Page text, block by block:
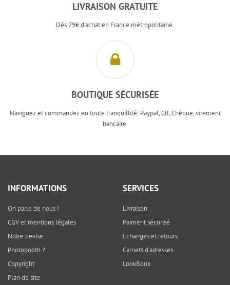
LIVRAISON GRATUITE
Dès 79€ d'achat en France métropolitaine.
BOUTIQUE SÉCURISÉE
Naviguez et commandez en toute tranquillité: Paypal, CB, Chèque, virement
bancaire.
INFORMATIONS
On parle de nous !
CGV et mentions légales
Notre devise
Photobooth ?
Copyright
Plan de site
SERVICES
Livraison
Paiment sécurisé
Echanges et retours
Carnets d'adresses
LookBook